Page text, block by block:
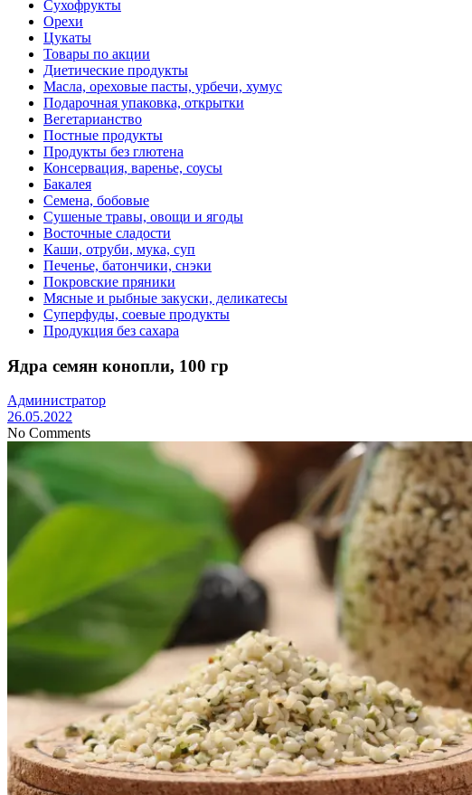
Сухофрукты
Орехи
Цукаты
Товары по акции
Диетические продукты
Масла, ореховые пасты, урбечи, хумус
Подарочная упаковка, открытки
Вегетарианство
Постные продукты
Продукты без глютена
Консервация, варенье, соусы
Бакалея
Семена, бобовые
Сушеные травы, овощи и ягоды
Восточные сладости
Каши, отруби, мука, суп
Печенье, батончики, снэки
Покровские пряники
Мясные и рыбные закуски, деликатесы
Суперфуды, соевые продукты
Продукция без сахара
Ядра семян конопли, 100 гр
Администратор
26.05.2022
No Comments